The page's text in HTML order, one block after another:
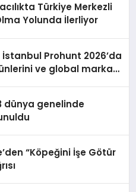
Türkiye Merkezli
Yolunda İlerliyor
Prohunt 2026’da
ve global marka
dünya genelinde
“Köpeğini İşe Götür